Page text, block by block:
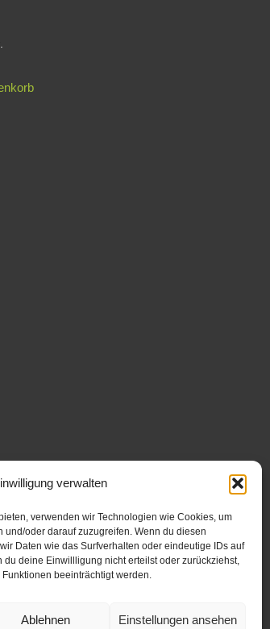
verwalten
verwenden wir Technologien wie Cookies, um
und/oder darauf zuzugreifen. Wenn du diesen
Daten wie das Surfverhalten oder eindeutige IDs auf
deine Einwillligung nicht erteilst oder zurückziehst,
beeinträchtigt werden.
Ablehnen Einstellungen ansehen